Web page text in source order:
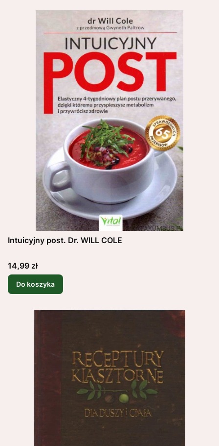
Intuicyjny post. Dr. WILL COLE
Cena
14,99 zł
Do koszyka